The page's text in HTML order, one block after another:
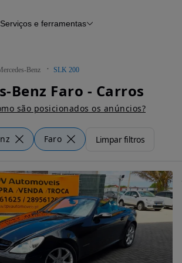
Histórico do veículo
Serviços e ferramentas
Benz SLK 200
Benz Faro - Carros
são posicionados os anúncios?
Faro Limpar filtros